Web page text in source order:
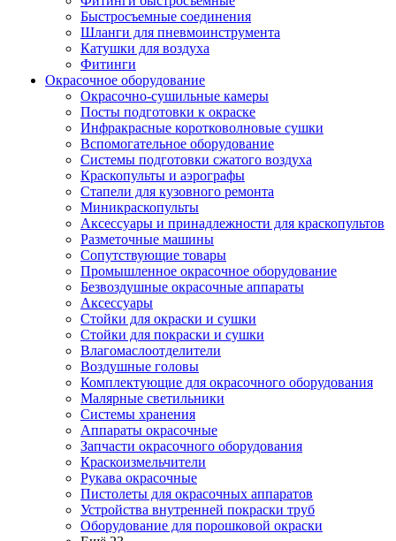
Быстросъемные соединения
Шланги для пневмоинструмента
Катушки для воздуха
Фитинги
Окрасочное оборудование
Окрасочно-сушильные камеры
Посты подготовки к окраске
Инфракрасные коротковолновые сушки
Вспомогательное оборудование
Системы подготовки сжатого воздуха
Краскопульты и аэрографы
Стапели для кузовного ремонта
Миникраскопульты
Аксессуары и принадлежности для краскопультов
Разметочные машины
Сопутствующие товары
Промышленное окрасочное оборудование
Безвоздушные окрасочные аппараты
Аксессуары
Стойки для окраски и сушки
Стойки для покраски и сушки
Влагомаслоотделители
Воздушные головы
Комплектующие для окрасочного оборудования
Малярные светильники
Системы хранения
Аппараты окрасочные
Запчасти окрасочного оборудования
Краскоизмельчители
Рукава окрасочные
Пистолеты для окрасочных аппаратов
Устройства внутренней покраски труб
Оборудование для порошковой окраски